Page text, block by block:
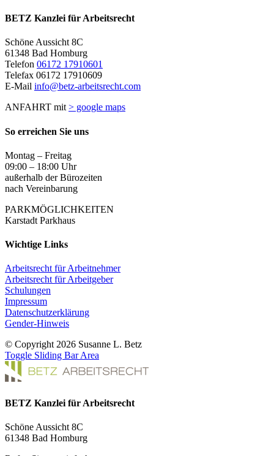
BETZ Kanzlei für Arbeitsrecht
Schöne Aussicht 8C
61348 Bad Homburg
Telefon 06172 17910601
Telefax 06172 17910609
E-Mail info@betz-arbeitsrecht.com
ANFAHRT mit > google maps
So erreichen Sie uns
Montag – Freitag
09:00 – 18:00 Uhr
außerhalb der Bürozeiten
nach Vereinbarung
PARKMÖGLICHKEITEN
Karstadt Parkhaus
Wichtige Links
Arbeitsrecht für Arbeitnehmer
Arbeitsrecht für Arbeitgeber
Schulungen
Impressum
Datenschutzerklärung
Gender-Hinweis
© Copyright 2026 Susanne L. Betz
Toggle Sliding Bar Area
BETZ Kanzlei für Arbeitsrecht
Schöne Aussicht 8C
61348 Bad Homburg